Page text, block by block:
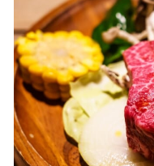
7.しらうお
8.水戸納豆
9.常陸秋そば